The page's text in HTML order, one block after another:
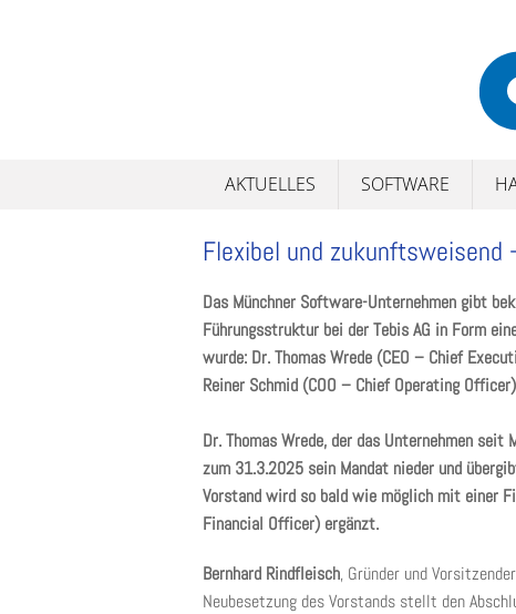
AKTUELLES SOFTWARE
Flexibel und zukunftsweisend
Das Münchner Software-Unternehmen gibt
Führungsstruktur bei der Tebis AG in Form
wurde: Dr. Thomas Wrede (CEO – Chief
Reiner Schmid (COO – Chief Operating
Dr. Thomas Wrede, der das Unternehmen
zum 31.3.2025 sein Mandat nieder und
Vorstand wird so bald wie möglich mit einer
Financial Officer) ergänzt.
Bernhard Rindfleisch, Gründer und
Neubesetzung des Vorstands stellt den